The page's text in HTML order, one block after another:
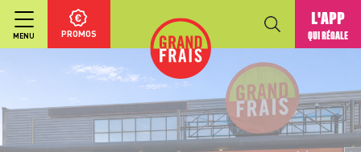
MENU PROMOS
L'APP
QUI RÉGALE